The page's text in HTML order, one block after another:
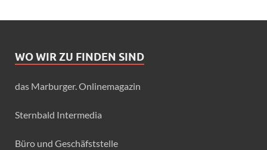
WO WIR ZU FINDEN SIND
das Marburger. Onlinemagazin
Sternbald Intermedia
Büro und Geschäfststelle